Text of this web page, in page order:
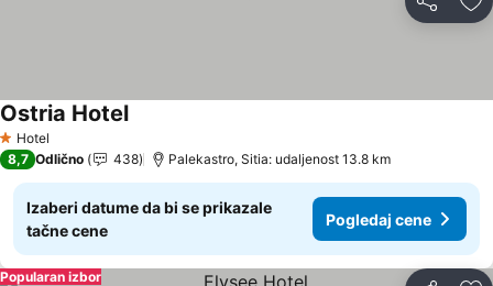
Deli
1 Zvezdice
Hotel
Ostria Hotel
8,7 Odlično 438 Palekastro, Sitia: udaljenost 13.8 km
Izaberi datume da bi se prikazale
tačne cene
Pogledaj cene
Popularan izbor